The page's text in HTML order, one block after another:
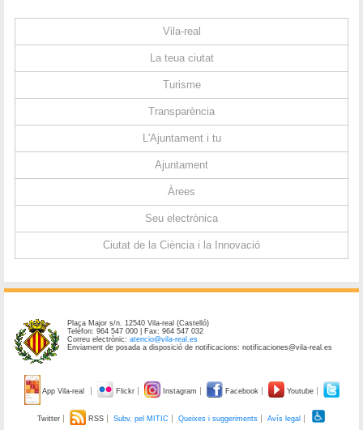
Vila-real
La teua ciutat
Turisme
Transparència
L'Ajuntament i tu
Ajuntament
Àrees
Seu electrònica
Ciutat de la Ciència i la Innovació
Plaça Major s/n. 12540 Vila-real (Castelló)
Telèfon: 964 547 000 | Fax: 964 547 032
Correu electrònic:atencio@vila-real.es
Enviament de posada a disposició de notificacions: notificaciones@vila-real.es
App Vila-real Flickr Instagram Facebook Youtube
Twitter RSS Subv. pel MITIC Queixes i suggeriments Avís legal